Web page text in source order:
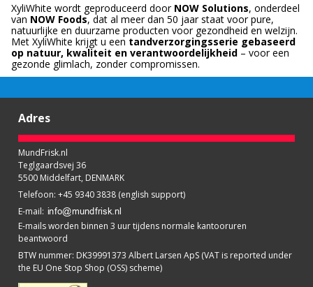
XyliWhite wordt geproduceerd door NOW Solutions, onderdeel
van NOW Foods, dat al meer dan 50 jaar staat voor pure,
natuurlijke en duurzame producten voor gezondheid en welzijn.
Met XyliWhite krijgt u een tandverzorgingsserie gebaseerd
op natuur, kwaliteit en verantwoordelijkheid – voor een
gezonde glimlach, zonder compromissen.
Adres
MundFrisk.nl
Teglgaardsvej 36
5500 Middelfart, DENMARK
Telefoon: +45 9340 3838 (english support)
E-mail:
E-mails worden binnen 3 uur tijdens normale kantooruren
beantwoord
BTW nummer: DK39991373 Albert Larsen ApS (VAT is reported under
the EU One Stop Shop (OSS) scheme)